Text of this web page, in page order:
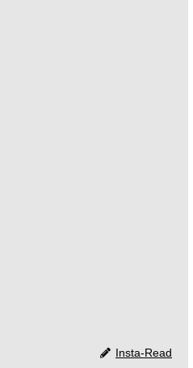
Insta-Read